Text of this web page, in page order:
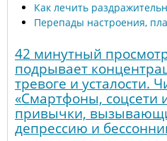
Как лечить
Перепады настроения,
42 минутный
подрывает
тревоге и усталости.
«Смартфоны, соцсети
привычки,
депрессию и